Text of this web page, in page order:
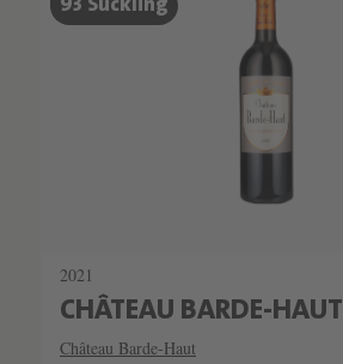
93 Suckling
2021
CHÂTEAU BARDE-HAUT
Château Barde-Haut